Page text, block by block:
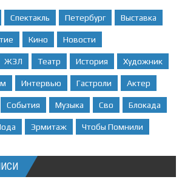
Спектакль Петербург Выставка
Кино Новости
ЖЗЛ Театр История Художник
Интервью Гастроли Актер
События Музыка Сво Блокада
Эрмитаж Чтобы Помнили